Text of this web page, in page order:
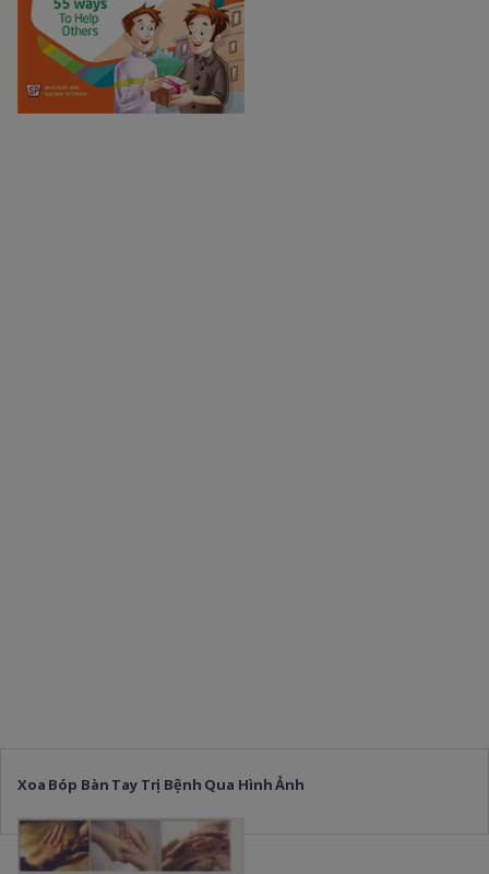
Xoa Bóp Bàn Tay Trị Bệnh Qua Hình Ảnh